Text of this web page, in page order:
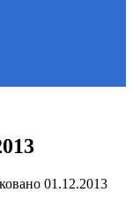
01.12.2013